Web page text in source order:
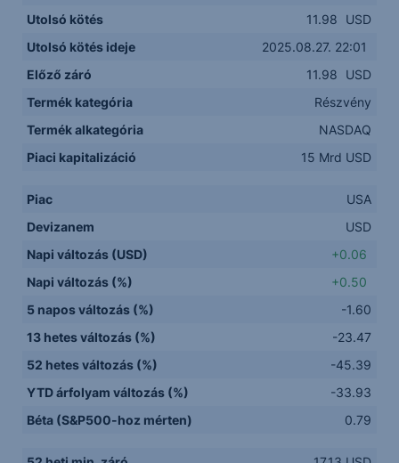
Utolsó kötés
11.98
USD
Utolsó kötés ideje
2025.08.27. 22:01
Előző záró
11.98
USD
Termék kategória
Részvény
Termék alkategória
NASDAQ
Piaci kapitalizáció
15 Mrd USD
Piac
USA
Devizanem
USD
Napi változás (USD)
+0.06
Napi változás (%)
+0.50
5 napos változás (%)
-1.60
13 hetes változás (%)
-23.47
52 hetes változás (%)
-45.39
YTD árfolyam változás (%)
-33.93
Béta (S&P500-hoz mérten)
0.79